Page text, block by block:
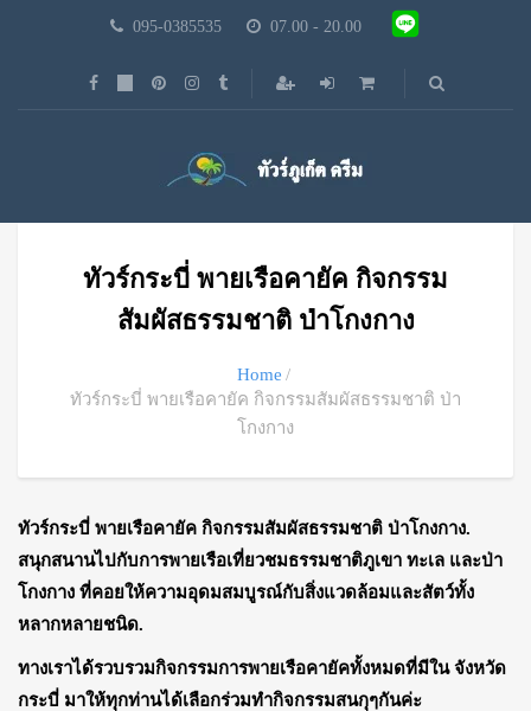
095-0385535 07.00 - 20.00
ทัวร์กระบี่ พายเรือคายัค กิจกรรม
สัมผัสธรรมชาติ ป่าโกงกาง
Home
ทัวร์กระบี่ พายเรือคายัค กิจกรรมสัมผัสธรรมชาติ ป่า
โกงกาง
ทัวร์กระบี่ พายเรือคายัค กิจกรรมสัมผัสธรรมชาติ ป่าโกงกาง.
สนุกสนานไปกับการพายเรือเที่ยวชมธรรมชาติภูเขา ทะเล และป่า
โกงกาง ที่คอยให้ความอุดมสมบูรณ์กับสิ่งแวดล้อมและสัตว์ทั้ง
หลากหลายชนิด.
ทางเราได้รวบรวมกิจกรรมการพายเรือคายัคทั้งหมดที่มีใน จังหวัด
กระบี่ มาให้ทุกท่านได้เลือกร่วมทำกิจกรรมสนกุๆกันค่ะ